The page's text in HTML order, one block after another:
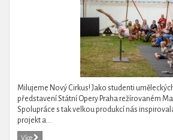
Milujeme Nový Cirkus! Jako studenti
představení Státní Opery Praha režírovaném
Spolupráce s tak velkou produkcí nás
projekt a...
Více